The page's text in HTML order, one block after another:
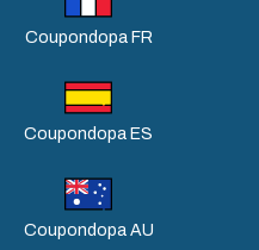
Coupondopa FR
Coupondopa ES
Coupondopa AU